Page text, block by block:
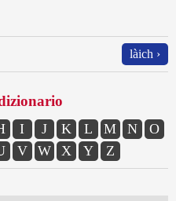
làich ›
I J K L M N
O
V W X Y Z